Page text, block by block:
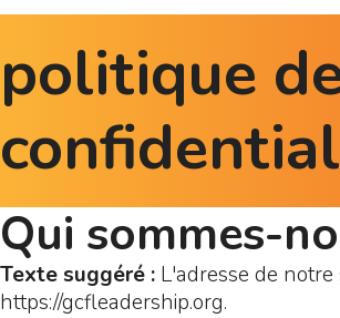
politique
Qui sommes-
Texte suggéré : L'adresse de notre
https://gcfleadership.org.